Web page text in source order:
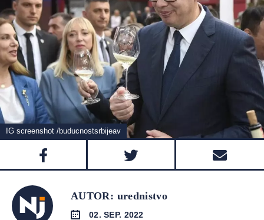
IG screenshot /buducnostsrbijeav
AUTOR: urednistvo
02. SEP. 2022